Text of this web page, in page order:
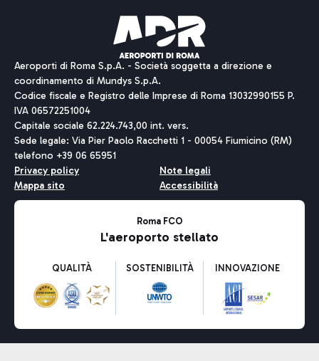
Aeroporti di Roma S.p.A. - Società soggetta a direzione e
coordinamento di Mundys S.p.A.
Codice fiscale e Registro delle Imprese di Roma 13032990155 P.
IVA 06572251004
Capitale sociale 62.224.743,00 int. vers.
Sede legale: Via Pier Paolo Racchetti 1 - 00054 Fiumicino (RM)
telefono +39 06 65951
Privacy policy
Note legali
Mappa sito
Accessibilità
Roma FCO
L'aeroporto stellato
QUALITÀ SOSTENIBILITÀ INNOVAZIONE